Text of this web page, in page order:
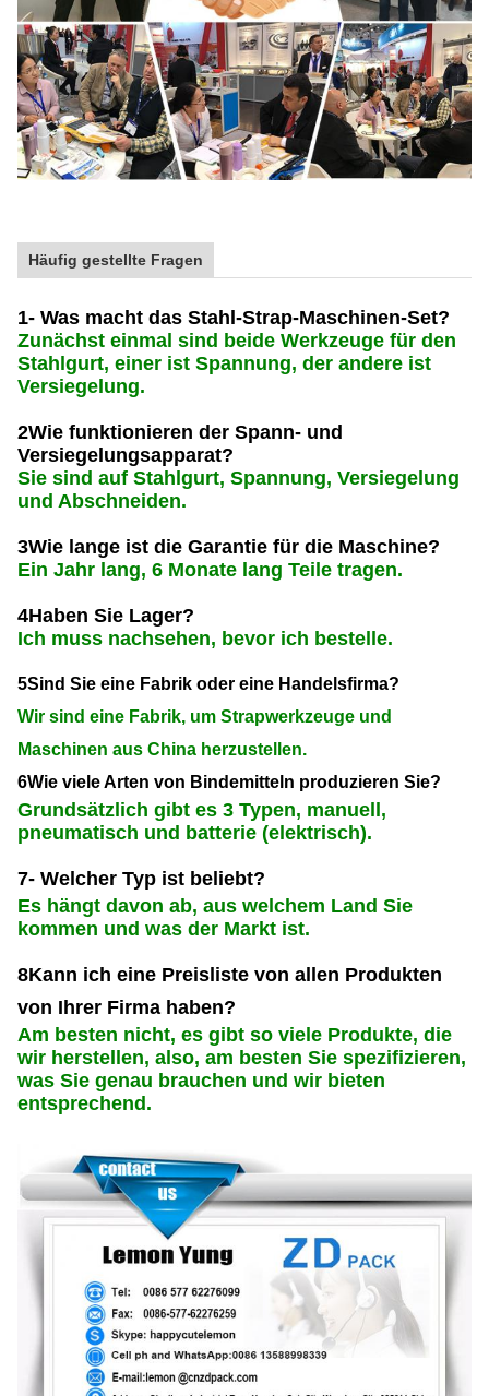
Häufig gestellte Fragen
1- Was macht das Stahl-Strap-Maschinen-Set?
Zunächst einmal sind beide Werkzeuge für den
Stahlgurt, einer ist Spannung, der andere ist
Versiegelung.
2Wie funktionieren der Spann- und
Versiegelungsapparat?
Sie sind auf Stahlgurt, Spannung, Versiegelung
und Abschneiden.
3Wie lange ist die Garantie für die Maschine?
Ein Jahr lang, 6 Monate lang Teile tragen.
4Haben Sie Lager?
Ich muss nachsehen, bevor ich bestelle.
5Sind Sie eine Fabrik oder eine Handelsfirma?
Wir sind eine Fabrik, um Strapwerkzeuge und
Maschinen aus China herzustellen.
6Wie viele Arten von Bindemitteln produzieren Sie?
Grundsätzlich gibt es 3 Typen, manuell,
pneumatisch und batterie (elektrisch).
7- Welcher Typ ist beliebt?
Es hängt davon ab, aus welchem Land Sie
kommen und was der Markt ist.
8Kann ich eine Preisliste von allen Produkten
von Ihrer Firma haben?
Am besten nicht, es gibt so viele Produkte, die
wir herstellen, also, am besten Sie spezifizieren,
was Sie genau brauchen und wir bieten
entsprechend.